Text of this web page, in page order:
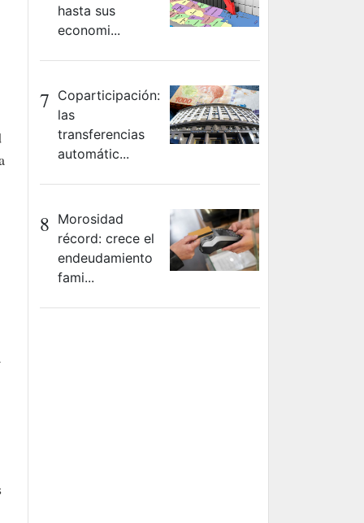
hasta sus
economi...
7 Coparticipación:
las
transferencias
automátic...
8 Morosidad
récord: crece el
endeudamiento
fami...